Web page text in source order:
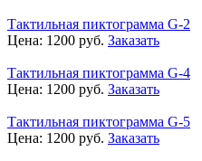
Тактильная пиктограмма G-2
Цена: 1200 руб. Заказать
Тактильная пиктограмма G-4
Цена: 1200 руб. Заказать
Тактильная пиктограмма G-5
Цена: 1200 руб. Заказать